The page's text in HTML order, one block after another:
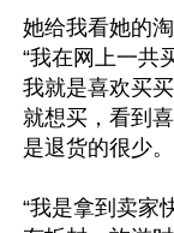
她给我看她的
“我在网上一共
我就是喜欢买
就想买，看到
是退货的很少。
“我是拿到卖家